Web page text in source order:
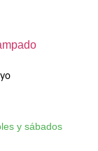
y sábados